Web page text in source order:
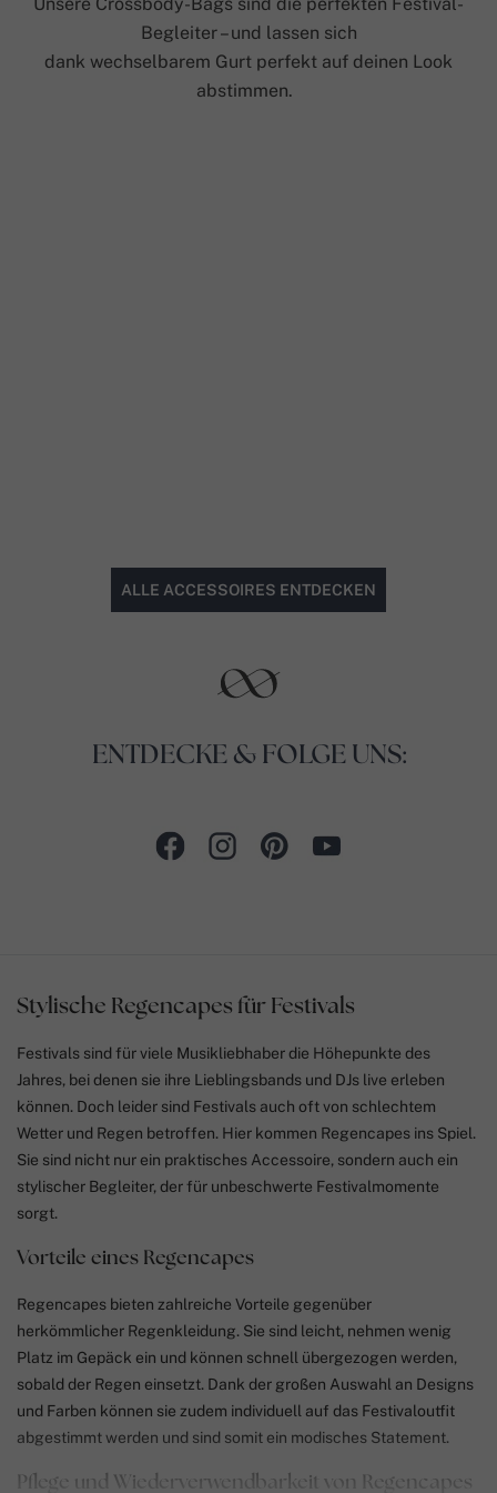
Begleiter – und lassen sich
dank wechselbarem Gurt perfekt auf deinen Look
abstimmen.
ALLE ACCESSOIRES ENTDECKEN
ENTDECKE & FOLGE UNS:
Stylische Regencapes für Festivals
Festivals sind für viele Musikliebhaber die Höhepunkte des
Jahres, bei denen sie ihre Lieblingsbands und DJs live erleben
können. Doch leider sind Festivals auch oft von schlechtem
Wetter und Regen betroffen. Hier kommen Regencapes ins Spiel.
Sie sind nicht nur ein praktisches Accessoire, sondern auch ein
stylischer Begleiter, der für unbeschwerte Festivalmomente
sorgt.
Vorteile eines Regencapes
Regencapes bieten zahlreiche Vorteile gegenüber
herkömmlicher Regenkleidung. Sie sind leicht, nehmen wenig
Platz im Gepäck ein und können schnell übergezogen werden,
sobald der Regen einsetzt. Dank der großen Auswahl an Designs
und Farben können sie zudem individuell auf das Festivaloutfit
abgestimmt werden und sind somit ein modisches Statement.
Pflege und Wiederverwendbarkeit von Regencapes